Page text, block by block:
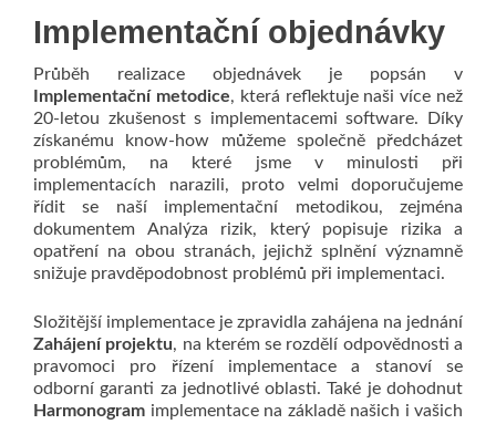
Implementační objednávky
Průběh realizace objednávek je popsán v
Implementační metodice, která reflektuje naši více než
20-letou zkušenost s implementacemi software. Díky
získanému know-how můžeme společně předcházet
problémům, na které jsme v minulosti při
implementacích narazili, proto velmi doporučujeme
řídit se naší implementační metodikou, zejména
dokumentem Analýza rizik, který popisuje rizika a
opatření na obou stranách, jejichž splnění významně
snižuje pravděpodobnost problémů při implementaci.
Složitější implementace je zpravidla zahájena na jednání
Zahájení projektu, na kterém se rozdělí odpovědnosti a
pravomoci pro řízení implementace a stanoví se
odborní garanti za jednotlivé oblasti. Také je dohodnut
Harmonogram implementace na základě našich i vašich